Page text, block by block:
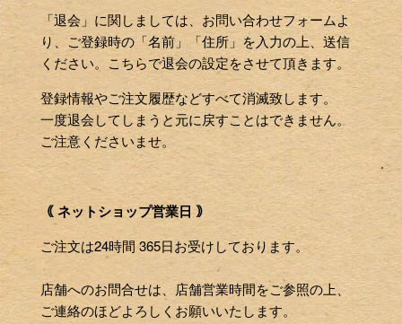
「退会」に関しましては、お問い合わせフォームよ
り、ご登録時の「名前」「住所」を入力の上、送信
ください。こちらで退会の設定をさせて頂きます。
登録情報やご注文履歴などすべて消滅致します。
一度退会してしまうと元に戻すことはできません。
ご注意くださいませ。
｟ ネットショップ営業日 ｠
ご注文は24時間 365日お受けしております。
店舗へのお問合せは、店舗営業時間をご参照の上、
ご連絡のほどよろしくお願いいたします。